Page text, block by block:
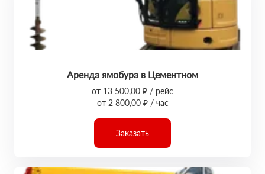
Аренда ямобура в Цементном
от 13 500,00 ₽ / рейс
от 2 800,00 ₽ / час
Заказать